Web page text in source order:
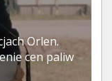
Orlen.
cen paliw